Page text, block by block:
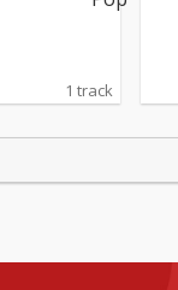
1 track